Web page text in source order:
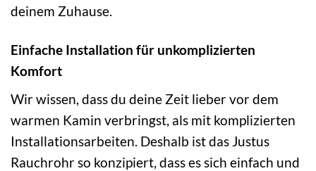
deinem Zuhause.
Einfache Installation für unkomplizierten
Komfort
Wir wissen, dass du deine Zeit lieber vor dem
warmen Kamin verbringst, als mit komplizierten
Installationsarbeiten. Deshalb ist das Justus
Rauchrohr so konzipiert, dass es sich einfach und